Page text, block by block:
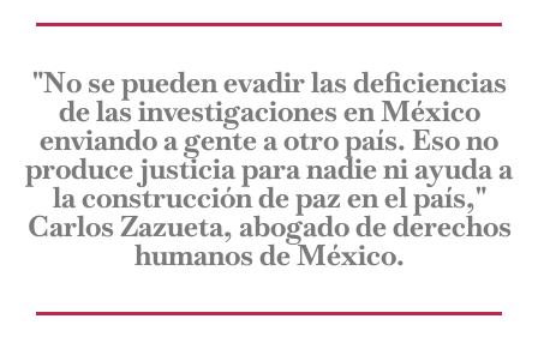
"No se pueden evadir las deficiencias
de las investigaciones en México
enviando a gente a otro país. Eso no
produce justicia para nadie ni ayuda a
la construcción de paz en el país,"
Carlos Zazueta, abogado de derechos
humanos de México.​